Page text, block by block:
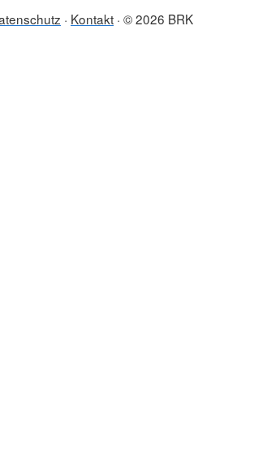
Kontakt © 2026 BRK